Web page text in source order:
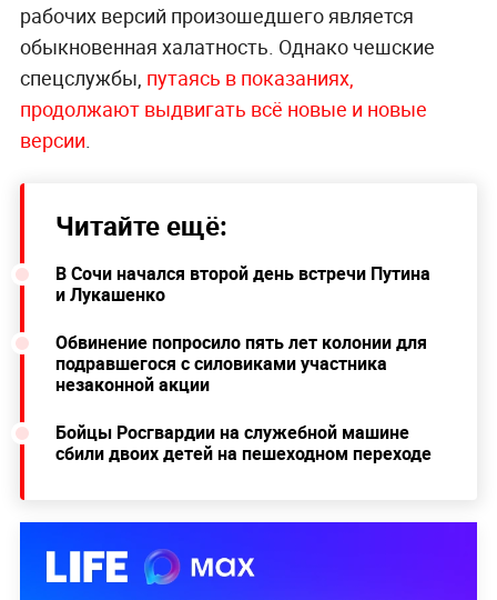
рабочих версий произошедшего является
обыкновенная халатность. Однако чешские
спецслужбы, путаясь в показаниях,
продолжают выдвигать всё новые и новые
версии.
Читайте ещё:
В Сочи начался второй день встречи Путина
и Лукашенко
Обвинение попросило пять лет колонии для
подравшегося с силовиками участника
незаконной акции
Бойцы Росгвардии на служебной машине
сбили двоих детей на пешеходном переходе